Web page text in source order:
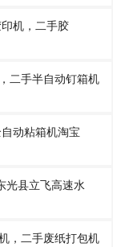
机，二手胶
二手半自动钉箱机
动粘箱机淘宝
光县立飞高速水
，二手废纸打包机